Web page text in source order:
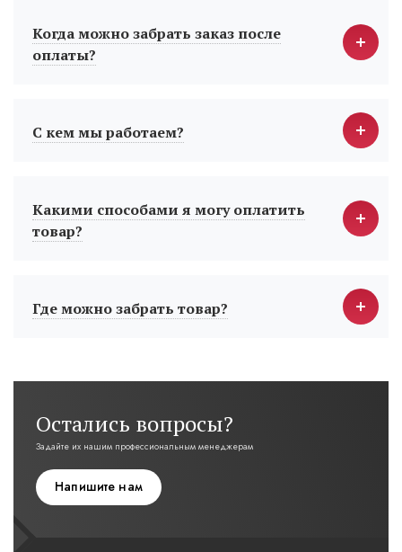
Когда можно забрать заказ после
оплаты?
С кем мы работаем?
Какими способами я могу оплатить
товар?
Где можно забрать товар?
Остались вопросы?
Задайте их нашим профессиональным менеджерам
Напишите нам